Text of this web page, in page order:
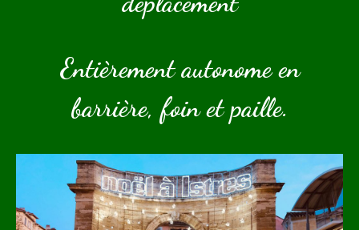
Entièrement autonome en
barrière, foin et paille.